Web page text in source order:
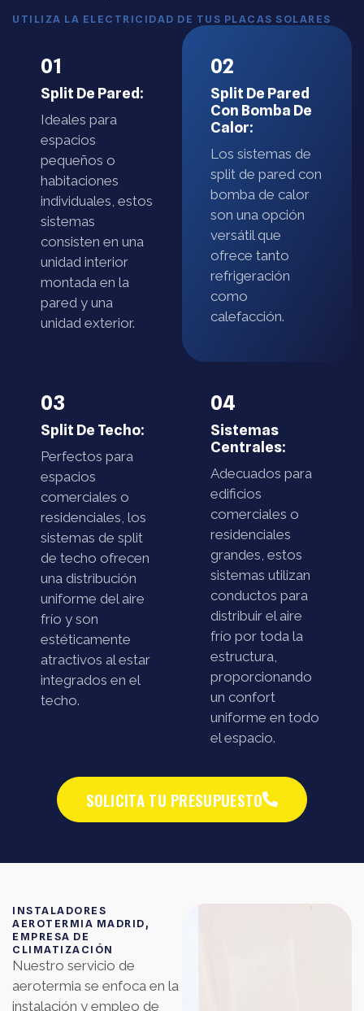
UTILIZA LA ELECTRICIDAD DE TUS PLACAS SOLARES
01
Split De Pared:
Ideales para
espacios
pequeños o
habitaciones
individuales, estos
sistemas
consisten en una
unidad interior
montada en la
pared y una
unidad exterior.
02
Split De Pared
Con Bomba De
Calor:
Los sistemas de
split de pared con
bomba de calor
son una opción
versátil que
ofrece tanto
refrigeración
como
calefacción.
03
Split De Techo:
Perfectos para
espacios
comerciales o
residenciales, los
sistemas de split
de techo ofrecen
una distribución
uniforme del aire
frío y son
estéticamente
atractivos al estar
integrados en el
techo.
04
Sistemas
Centrales:
Adecuados para
edificios
comerciales o
residenciales
grandes, estos
sistemas utilizan
conductos para
distribuir el aire
frío por toda la
estructura,
proporcionando
un confort
uniforme en todo
el espacio.
SOLICITA TU PRESUPUESTO
INSTALADORES
AEROTERMIA MADRID,
EMPRESA DE
CLIMATIZACIÓN
Nuestro servicio de
aerotermia se enfoca en la
instalación y empleo de